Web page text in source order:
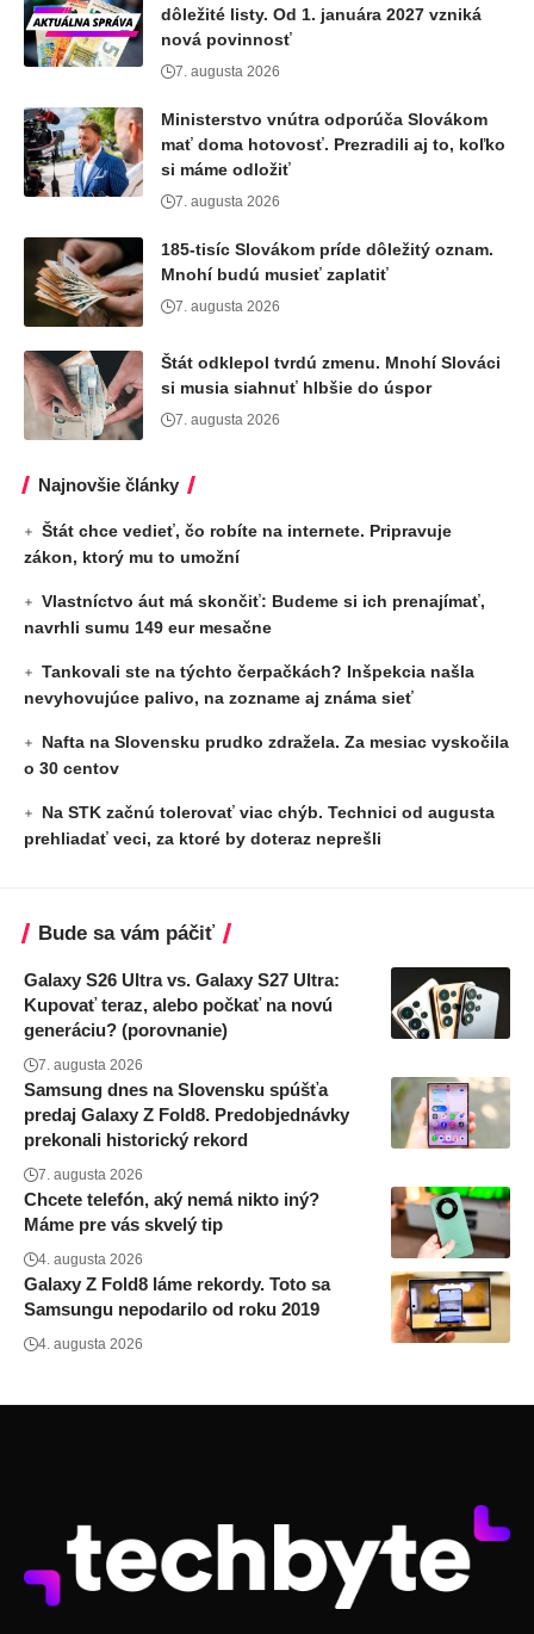
dôležité listy. Od 1. januára 2027 vzniká
nová povinnosť
7. augusta 2026
Ministerstvo vnútra odporúča Slovákom
mať doma hotovosť. Prezradili aj to, koľko
si máme odložiť
7. augusta 2026
185-tisíc Slovákom príde dôležitý oznam.
Mnohí budú musieť zaplatiť
7. augusta 2026
Štát odklepol tvrdú zmenu. Mnohí Slováci
si musia siahnuť hlbšie do úspor
7. augusta 2026
Najnovšie články
Štát chce vedieť, čo robíte na internete. Pripravuje
zákon, ktorý mu to umožní
Vlastníctvo áut má skončiť: Budeme si ich prenajímať,
navrhli sumu 149 eur mesačne
Tankovali ste na týchto čerpačkách? Inšpekcia našla
nevyhovujúce palivo, na zozname aj známa sieť
Nafta na Slovensku prudko zdražela. Za mesiac vyskočila
o 30 centov
Na STK začnú tolerovať viac chýb. Technici od augusta
prehliadať veci, za ktoré by doteraz neprešli
Bude sa vám páčiť
Galaxy S26 Ultra vs. Galaxy S27 Ultra:
Kupovať teraz, alebo počkať na novú
generáciu? (porovnanie)
7. augusta 2026
Samsung dnes na Slovensku spúšťa
predaj Galaxy Z Fold8. Predobjednávky
prekonali historický rekord
7. augusta 2026
Chcete telefón, aký nemá nikto iný?
Máme pre vás skvelý tip
4. augusta 2026
Galaxy Z Fold8 láme rekordy. Toto sa
Samsungu nepodarilo od roku 2019
4. augusta 2026